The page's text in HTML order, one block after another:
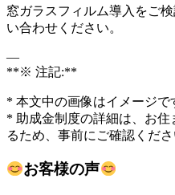
窓ガラスフィルム導入をご
い合わせください。
—
**※ 注記:**
* 本文中の画像はイメージで
* 助成金制度の詳細は、お
るため、事前にご確認くださ
お客様の声